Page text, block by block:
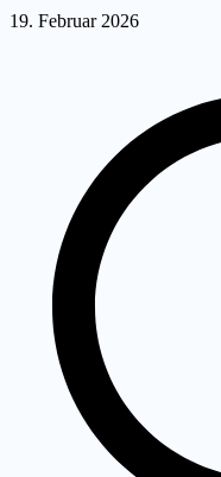
19. Februar 2026